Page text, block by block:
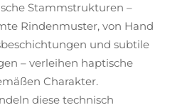
Stammstrukturen –
Rindenmuster, von Hand
und subtile
– verleihen haptische
Charakter.
diese technisch